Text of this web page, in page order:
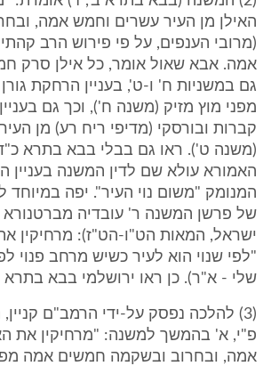
האילן מן העיר עשרים וחמש אמה,
(מרובי הענפים, על פי פירוש הרב
אמה. אבא שאול אומר, כל אילן סרק
גם במשניות ח' ו-ט', בעניין הרחקת
מפני מוץ מזיק (משנה ח'), וכך גם
קברות ובורסקי (מדיפי ריח רע) מן
(משנה ט'). ראו גם בבלי בבא בתרא
האמורא עולא שם לדין המשנה בעניין
המנומק "משום נוי העיר". יפה במיוחד
של פרשן המשנה ר' עובדיה מברטנורא
ישראל, המאות הט"ו-הט"ז): מרחיקין
"לפי שנוי הוא לעיר כשיש מרחב פנוי
שלי - א"ר). כן ראו ירושלמי בבא בתרא
(3) להלכה נפסק על-ידי הרמב"ם
פ"י, א' בהמשך למשנה: "מרחיקין את
אמה, ובחרוב ובשקמה חמשים אמה